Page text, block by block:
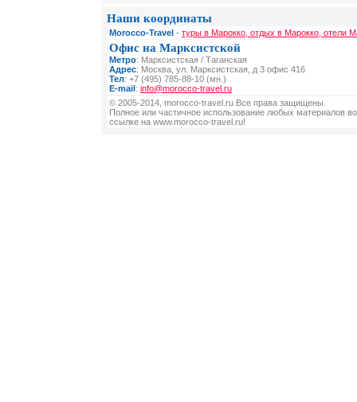
Наши координаты
Morocco-Travel - туры в Марокко, отдых в Марокко, отели
Офис на Марксистской
Метро: Марксистская / Таганская
Адрес: Москва, ул. Марксистская, д 3 офис 416
Тел: +7 (495) 785-88-10 (мн.)
E-mail: info@morocco-travel.ru
© 2005-2014, morocco-travel.ru Все права защищены.
Полное или частичное использование любых материалов
ссылке на www.morocco-travel.ru!